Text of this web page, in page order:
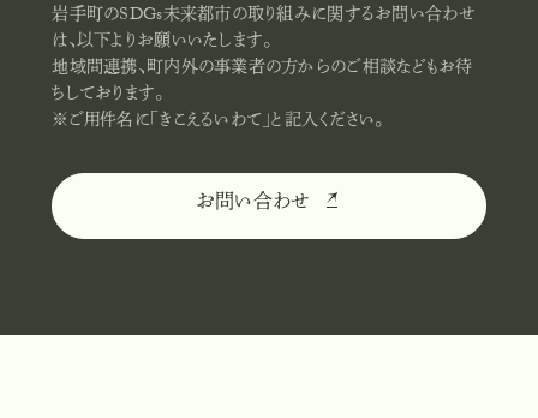
岩手町のSDGs未来都市の取り組みに関するお問い合わせ
は、以下よりお願いいたします。
地域間連携、町内外の事業者の方からのご相談などもお待
ちしております。
※ご用件名に「きこえるいわて」と記入ください。
お問い合わせ
お問い合わせ